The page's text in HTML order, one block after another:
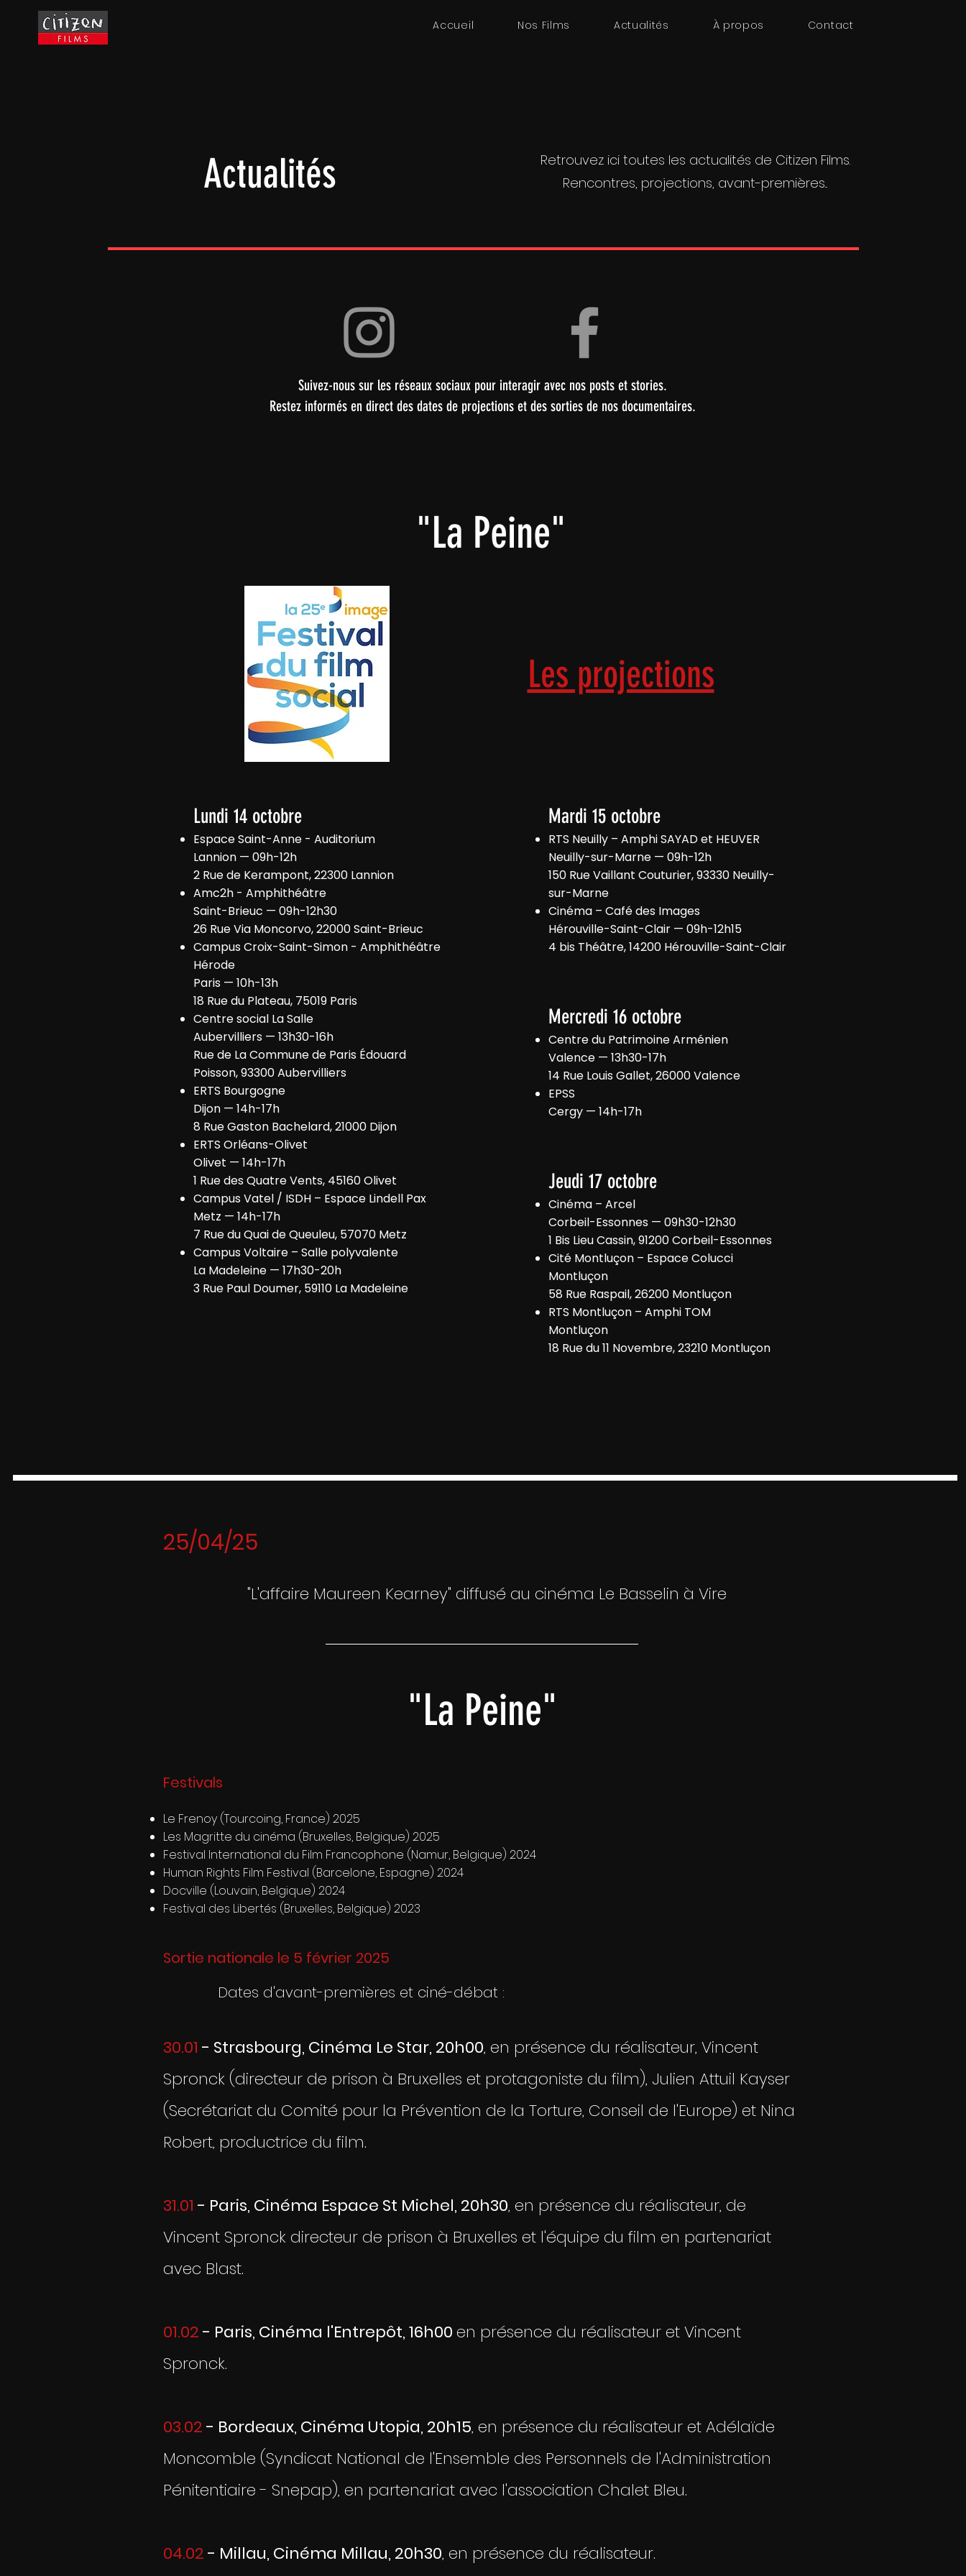
Accueil Nos Films Actualités À propos Contact
Actualités
Retrouvez ici toutes les actualités de Citizen Films.
Rencontres, projections, avant-premières...
Suivez-nous sur les réseaux sociaux pour interagir avec nos posts et stories.
Restez informés en direct des dates de projections et des sorties de nos documentaires.
"La Peine"
Les projections
Lundi 14 octobre
Espace Saint-Anne - Auditorium
Lannion — 09h-12h
2 Rue de Kerampont, 22300 Lannion
Amc2h - Amphithéâtre
Saint-Brieuc — 09h-12h30
26 Rue Via Moncorvo, 22000 Saint-Brieuc
Campus Croix-Saint-Simon - Amphithéâtre
Hérode
Paris — 10h-13h
18 Rue du Plateau, 75019 Paris
Centre social La Salle
Aubervilliers — 13h30-16h
Rue de La Commune de Paris Édouard
Poisson, 93300 Aubervilliers
ERTS Bourgogne
Dijon — 14h-17h
8 Rue Gaston Bachelard, 21000 Dijon
ERTS Orléans-Olivet
Olivet — 14h-17h
1 Rue des Quatre Vents, 45160 Olivet
Campus Vatel / ISDH – Espace Lindell Pax
Metz — 14h-17h
7 Rue du Quai de Queuleu, 57070 Metz
Campus Voltaire – Salle polyvalente
La Madeleine — 17h30-20h
3 Rue Paul Doumer, 59110 La Madeleine
Mardi 15 octobre
RTS Neuilly – Amphi SAYAD et HEUVER
Neuilly-sur-Marne — 09h-12h
150 Rue Vaillant Couturier, 93330 Neuilly-
sur-Marne
Cinéma – Café des Images
Hérouville-Saint-Clair — 09h-12h15
4 bis Théâtre, 14200 Hérouville-Saint-Clair
Mercredi 16 octobre
Centre du Patrimoine Arménien
Valence — 13h30-17h
14 Rue Louis Gallet, 26000 Valence
EPSS
Cergy — 14h-17h
Jeudi 17 octobre
Cinéma – Arcel
Corbeil-Essonnes — 09h30-12h30
1 Bis Lieu Cassin, 91200 Corbeil-Essonnes
Cité Montluçon – Espace Colucci
Montluçon
58 Rue Raspail, 26200 Montluçon
RTS Montluçon – Amphi TOM
Montluçon
18 Rue du 11 Novembre, 23210 Montluçon
25/04/25
"L'affaire Maureen Kearney" diffusé au cinéma Le Basselin à Vire
"La Peine"
Festivals
Le Frenoy (Tourcoing, France) 2025
Les Magritte du cinéma (Bruxelles, Belgique) 2025
Festival International du Film Francophone (Namur, Belgique) 2024
Human Rights Film Festival (Barcelone, Espagne) 2024
Docville (Louvain, Belgique) 2024
Festival des Libertés (Bruxelles, Belgique) 2023
Sortie nationale le 5 février 2025
Dates d'avant-premières et ciné-débat :
30.01 - Strasbourg, Cinéma Le Star, 20h00, en présence du réalisateur, Vincent
Spronck (directeur de prison à Bruxelles et protagoniste du film), Julien Attuil Kayser
(Secrétariat du Comité pour la Prévention de la Torture, Conseil de l'Europe) et Nina
Robert, productrice du film.
31.01 - Paris, Cinéma Espace St Michel, 20h30, en présence du réalisateur, de
Vincent Spronck directeur de prison à Bruxelles et l'équipe du film en partenariat
avec Blast.
01.02- Paris, Cinéma l'Entrepôt, 16h00 en présence du réalisateur et Vincent
Spronck.
03.02- Bordeaux, Cinéma Utopia, 20h15, en présence du réalisateur et Adélaïde
Moncomble (Syndicat National de l'Ensemble des Personnels de l'Administration
Pénitentiaire - Snepap), en partenariat avec l'association Chalet Bleu.
04.02- Millau, Cinéma Millau, 20h30, en présence du réalisateur.